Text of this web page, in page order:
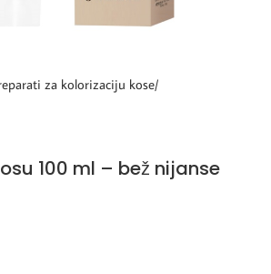
za kolorizaciju kose
100 ml – bež nijanse